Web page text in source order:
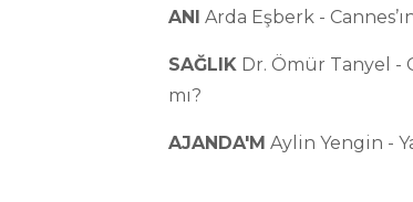
ANI Arda Eşberk -
SAĞLIK Dr. Ömür Tanyel -
mı?
AJANDA'M Aylin Yengin -